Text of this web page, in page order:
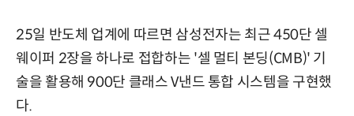
25일 반도체 업계에 따르면 삼성전자는 최근 450단 셀
웨이퍼 2장을 하나로 접합하는 '셀 멀티 본딩(CMB)' 기
술을 활용해 900단 클래스 V낸드 통합 시스템을 구현했
다.